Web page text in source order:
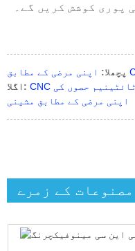
پوری کوشش کریں گے۔
پچھلا:
اگلا: CNC ٹیکنالوجی کا استعمال کرتے ہوئے ٹائٹینیم حصوں کی
اپنی مرضی کے مطابق مشینی
مصنوعات کے زمرے